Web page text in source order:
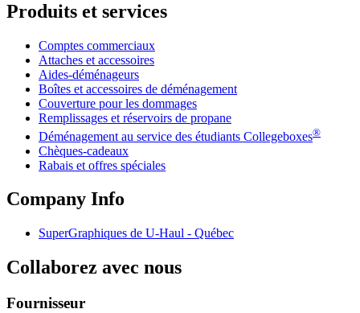
Produits et services
Comptes commerciaux
Attaches et accessoires
Aides-déménageurs
Boîtes et accessoires de déménagement
Couverture pour les dommages
Remplissages et réservoirs de propane
Déménagement au service des étudiants Collegeboxes®
Chèques-cadeaux
Rabais et offres spéciales
Company Info
SuperGraphiques de U-Haul - Québec
Collaborez avec nous
Fournisseur